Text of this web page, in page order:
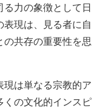
る力の象徴として日
現は、見る者に自
共存の重要性を思
現は単なる宗教的ア
くの文化的インスピ